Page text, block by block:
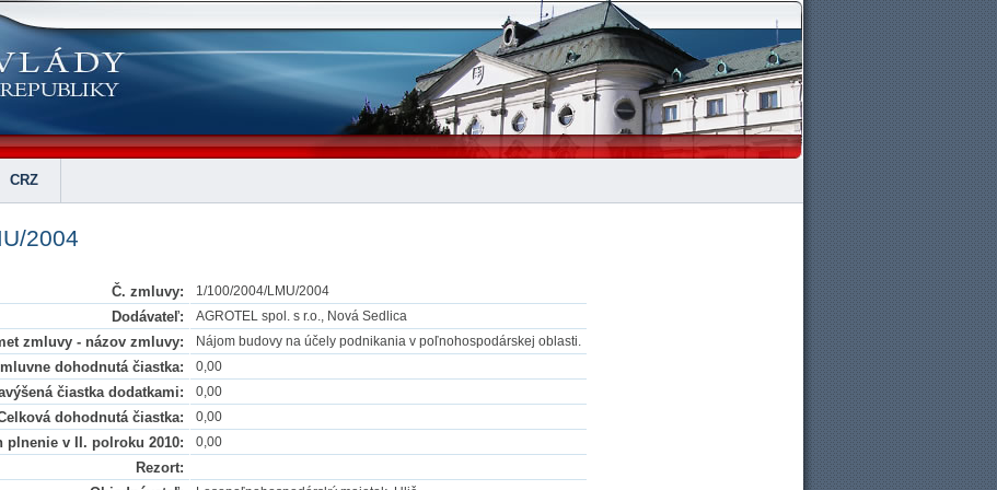
CRZ
2004
Č. zmluvy:
1/100/2004/LMU/2004
Dodávateľ: AGROTEL spol. s r.o., Nová Sedlica
zmluvy - názov zmluvy: Nájom budovy na účely podnikania v poľnohospodárskej oblasti.
dohodnutá čiastka: 0,00
čiastka dodatkami: 0,00
dohodnutá čiastka: 0,00
plnenie v II. polroku 2010: 0,00
Rezort: